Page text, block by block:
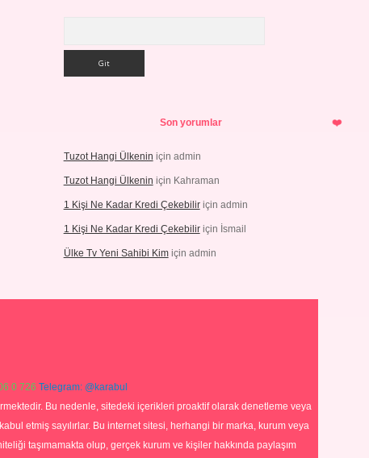
Son yorumlar
Tuzot Hangi Ülkenin için admin
Tuzot Hangi Ülkenin için Kahraman
1 Kişi Ne Kadar Kredi Çekebiliriçin admin
1 Kişi Ne Kadar Kredi Çekebiliriçin İsmail
Ülke Tv Yeni Sahibi Kimiçin admin
0 726 Telegram: @karabul
Bu nedenle, sitedeki içerikleri proaktif olarak denetleme veya
etmiş sayılırlar. Bu internet sitesi, herhangi bir marka, kurum veya
taşımamakta olup, gerçek kurum ve kişiler hakkında paylaşım